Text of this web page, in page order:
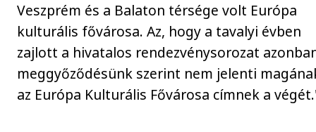
Veszprém és a Balaton térsége volt Európa
kulturális fővárosa. Az, hogy a tavalyi évben
zajlott a hivatalos rendezvénysorozat
meggyőződésünk szerint nem jelenti
az Európa Kulturális Fővárosa címnek a